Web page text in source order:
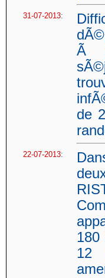
31-07-2013:
Ã
de
22-07-2013:
12